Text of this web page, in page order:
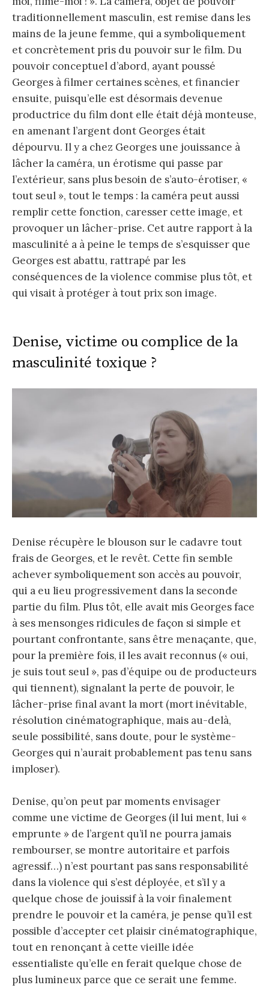
traditionnellement masculin, est remise dans les
mains de la jeune femme, qui a symboliquement
et concrètement pris du pouvoir sur le film. Du
pouvoir conceptuel d’abord, ayant poussé
Georges à filmer certaines scènes, et financier
ensuite, puisqu’elle est désormais devenue
productrice du film dont elle était déjà monteuse,
en amenant l’argent dont Georges était
dépourvu. Il y a chez Georges une jouissance à
lâcher la caméra, un érotisme qui passe par
l’extérieur, sans plus besoin de s’auto-érotiser, «
tout seul », tout le temps : la caméra peut aussi
remplir cette fonction, caresser cette image, et
provoquer un lâcher-prise. Cet autre rapport à la
masculinité a à peine le temps de s’esquisser que
Georges est abattu, rattrapé par les
conséquences de la violence commise plus tôt, et
qui visait à protéger à tout prix son image.
Denise, victime ou complice de la
masculinité toxique ?
Denise récupère le blouson sur le cadavre tout
frais de Georges, et le revêt. Cette fin semble
achever symboliquement son accès au pouvoir,
qui a eu lieu progressivement dans la seconde
partie du film. Plus tôt, elle avait mis Georges face
à ses mensonges ridicules de façon si simple et
pourtant confrontante, sans être menaçante, que,
pour la première fois, il les avait reconnus (« oui,
je suis tout seul », pas d’équipe ou de producteurs
qui tiennent), signalant la perte de pouvoir, le
lâcher-prise final avant la mort (mort inévitable,
résolution cinématographique, mais au-delà,
seule possibilité, sans doute, pour le système-
Georges qui n’aurait probablement pas tenu sans
imploser).
Denise, qu’on peut par moments envisager
comme une victime de Georges (il lui ment, lui «
emprunte » de l’argent qu’il ne pourra jamais
rembourser, se montre autoritaire et parfois
agressif…) n’est pourtant pas sans responsabilité
dans la violence qui s’est déployée, et s’il y a
quelque chose de jouissif à la voir finalement
prendre le pouvoir et la caméra, je pense qu’il est
possible d’accepter cet plaisir cinématographique,
tout en renonçant à cette vieille idée
essentialiste qu’elle en ferait quelque chose de
plus lumineux parce que ce serait une femme.